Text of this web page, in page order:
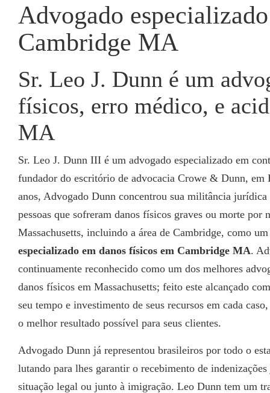
Advogado
Cambridge MA
Sr. Leo J. Dunn é um
físicos, erro médico, e
MA
Sr. Leo J. Dunn III é um advogado especializado em
fundador do escritório de advocacia Crowe & Dunn, em
anos, Advogado Dunn concentrou sua militância jurídica
pessoas que sofreram danos físicos graves ou morte por
Massachusetts, incluindo a área de Cambridge, como
especializado em danos físicos em Cambridge MA.
continuamente reconhecido como um dos melhores
danos físicos em Massachusetts; feito este alcançado
seu tempo e investimento de seus recursos em cada
o melhor resultado possível para seus clientes.
Advogado Dunn já representou brasileiros por todo o
lutando para lhes garantir o recebimento de indenizações
situação legal ou junto à imigração. Leo Dunn tem um